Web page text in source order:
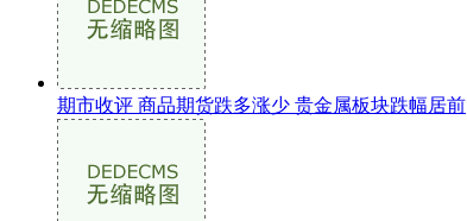
期市收评 商品期货跌多涨少 贵金属板块跌幅居前